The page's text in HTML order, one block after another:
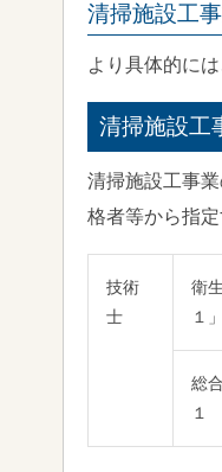
清掃施設工
より具体的に
清掃施設工
清掃施設工事
格者等から指
技術
士
衛
１」
総
１